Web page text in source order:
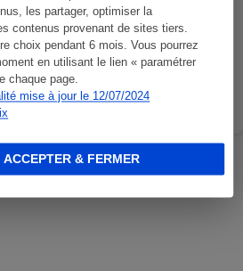
les partager, optimiser la
contenus provenant de sites tiers.
choix pendant 6 mois. Vous pourrez
en utilisant le lien « paramétrer
chaque page.
mise à jour le 12/07/2024
ACCEPTER & FERMER
vous pour découvrir la note